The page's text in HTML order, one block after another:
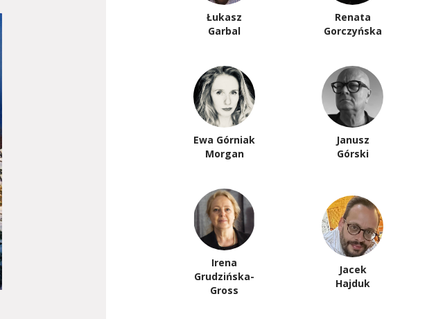
Łukasz
Garbal
Renata
Gorczyńska
Ewa Górniak
Morgan
Janusz
Górski
Irena
Grudzińska-
Gross
Jacek
Hajduk